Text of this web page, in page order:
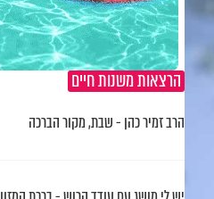
הרצאות משנות חיים
הרב זמיר כהן - שבת, מקור הברכה